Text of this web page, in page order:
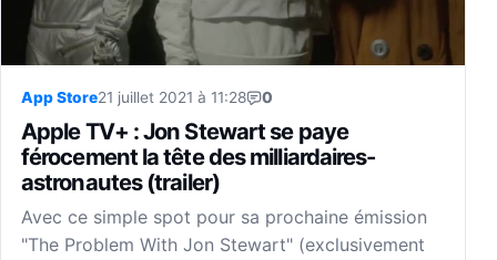
App Store21 juillet 2021 à 11:28 0
Apple TV+ : Jon Stewart se paye
férocement la tête des milliardaires-
astronautes (trailer)
Avec ce simple spot pour sa prochaine émission
"The Problem With Jon Stewart" (exclusivement